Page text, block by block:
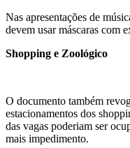
Nas apresentações de
devem usar máscaras com
Shopping e Zoológico
O documento também
estacionamentos dos
das vagas poderiam ser
mais impedimento.